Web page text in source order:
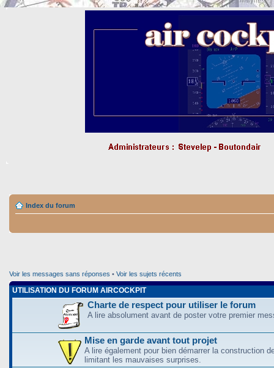
Index du forum
Voir les messages sans réponses • Voir les sujets récents
UTILISATION DU FORUM AIRCOCKPIT
Charte de respect pour utiliser le forum
A lire absolument avant de poster votre premier
Mise en garde avant tout projet
A lire également pour bien démarrer la construction
limitant les mauvaises surprises.